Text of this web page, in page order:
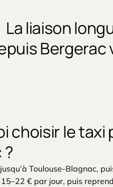
La liaison
Bergerac
choisir le taxi
?
Toulouse-Blagnac,
€ par jour, puis